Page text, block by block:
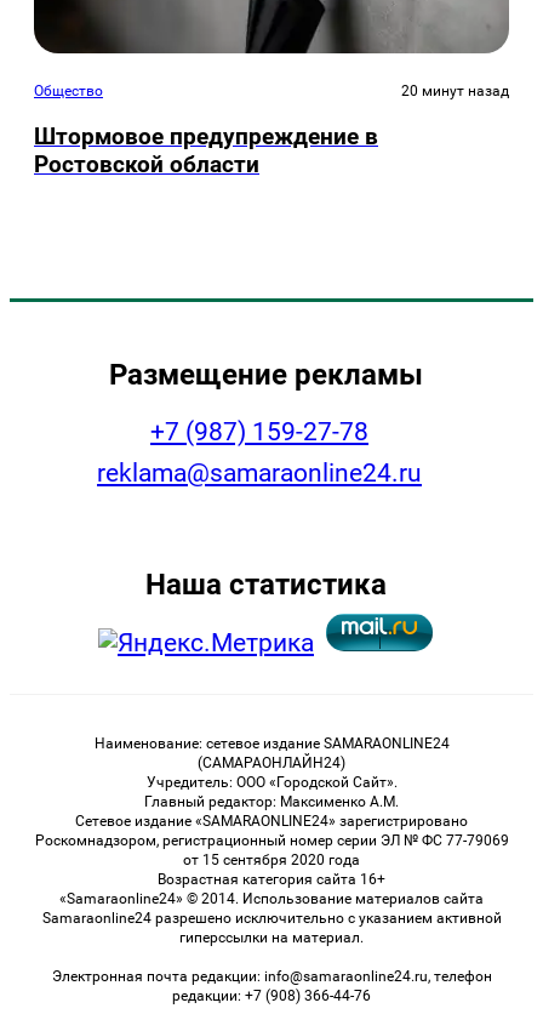
Общество 20 минут назад
Штормовое предупреждение в
Ростовской области
Размещение рекламы
+7 (987) 159-27-78
reklama@samaraonline24.ru
Наша статистика
Наименование: сетевое издание SAMARAONLINE24
(САМАРАОНЛАЙН24)
Учредитель: ООО «Городской Сайт».
Главный редактор: Максименко А.М.
Сетевое издание «SAMARAONLINE24» зарегистрировано
Роскомнадзором, регистрационный номер серии ЭЛ № ФС 77-79069
от 15 сентября 2020 года
Возрастная категория сайта 16+
«Samaraonline24» © 2014. Использование материалов сайта
Samaraonline24 разрешено исключительно с указанием активной
гиперссылки на материал.
Электронная почта редакции: info@samaraonline24.ru, телефон
редакции: +7 (908) 366-44-76